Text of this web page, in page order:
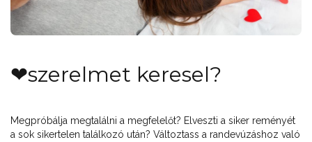
❤szerelmet keresel?
Megpróbálja megtalálni a megfelelőt? Elveszti a siker reményét
a sok sikertelen találkozó után? Változtass a randevúzáshoz való